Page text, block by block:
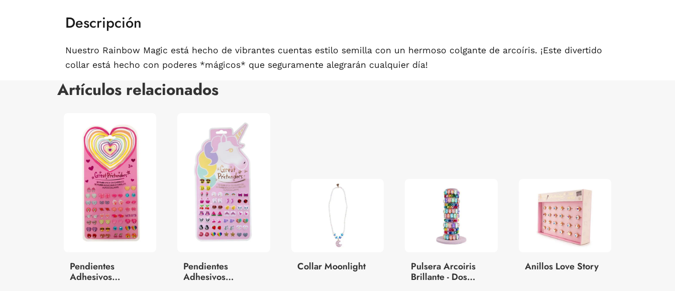
Descripción
Nuestro Rainbow Magic está hecho de vibrantes cuentas estilo semilla con un hermoso colgante de arcoíris. ¡Este divertido
collar está hecho con poderes *mágicos* que seguramente alegrarán cualquier día!
Artículos relacionados
Pendientes
Adhesivos
Pendientes
Adhesivos
Collar Moonlight
Pulsera Arcoiris
Brillante - Dos
Anillos Love Story